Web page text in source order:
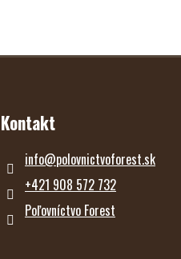
Kontakt
info@polovnictvoforest.sk
+421 908 572 732
Poľovníctvo Forest